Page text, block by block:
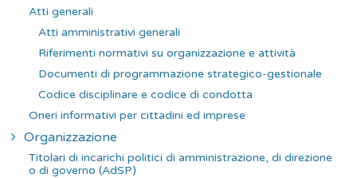
Atti generali
Atti amministrativi generali
Riferimenti normativi su organizzazione e attività
Documenti di programmazione strategico-gestionale
Codice disciplinare e codice di condotta
Oneri informativi per cittadini ed imprese
Organizzazione
Titolari di incarichi politici di amministrazione, di direzione
o di governo (AdSP)